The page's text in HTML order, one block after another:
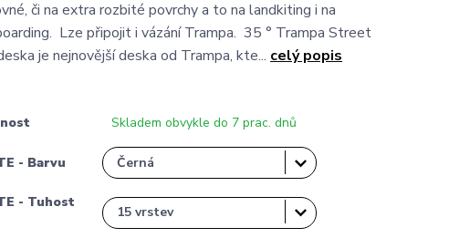
či na extra rozbité povrchy a to na landkiting i na
Lze připojit i vázání Trampa. 35 ° Trampa Street
je nejnovější deska od Trampa, kte... celý popis
Skladem obvykle do 7 prac. dnů
- Barvu
- Tuhost